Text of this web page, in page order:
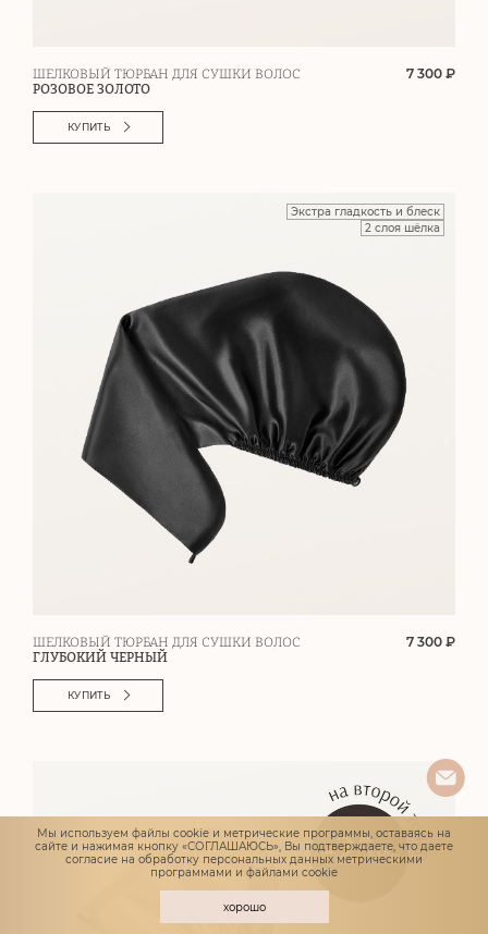
ШЕЛКОВЫЙ ТЮРБАН ДЛЯ СУШКИ ВОЛОС
РОЗОВОЕ ЗОЛОТО
7 300 ₽
КУПИТЬ
Экстра гладкость и блеск
2 слоя шёлка
ШЕЛКОВЫЙ ТЮРБАН ДЛЯ СУШКИ ВОЛОС
ГЛУБОКИЙ ЧЕРНЫЙ
7 300 ₽
КУПИТЬ
Мы используем файлы cookie и метрические программы, оставаясь на
сайте и нажимая кнопку «СОГЛАШАЮСЬ», Вы подтверждаете, что даете
согласие на обработку персональных данных метрическими
программами и файлами cookie
хорошо